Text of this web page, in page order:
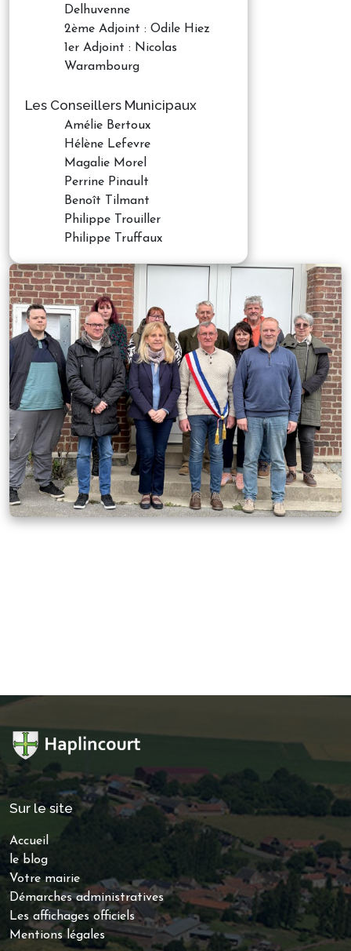
Delhuvenne
2ème Adjoint : Odile Hiez
1er Adjoint : Nicolas
Warambourg
Les Conseillers Municipaux
Amélie Bertoux
Hélène Lefevre
Magalie Morel
Perrine Pinault
Benoît Tilmant
Philippe Trouiller
Philippe Truffaux
Sur le site
Accueil
le blog
Votre mairie
Démarches administratives
Les affichages officiels
Mentions légales